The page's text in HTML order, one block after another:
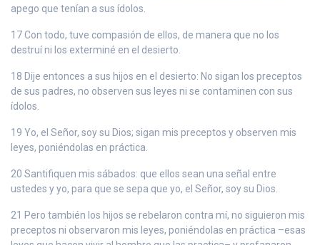
apego que tenían a sus ídolos.
17 Con todo, tuve compasión de ellos, de manera que no los
destruí ni los exterminé en el desierto.
18 Dije entonces a sus hijos en el desierto: No sigan los preceptos
de sus padres, no observen sus leyes ni se contaminen con sus
ídolos.
19 Yo, el Señor, soy su Dios; sigan mis preceptos y observen mis
leyes, poniéndolas en práctica.
20 Santifiquen mis sábados: que ellos sean una señal entre
ustedes y yo, para que se sepa que yo, el Señor, soy su Dios.
21 Pero también los hijos se rebelaron contra mí, no siguieron mis
preceptos ni observaron mis leyes, poniéndolas en práctica –esas